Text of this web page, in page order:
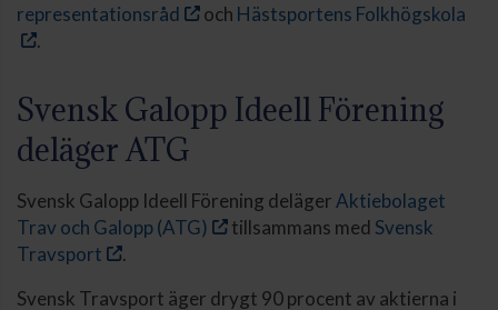
representationsråd
och Hästsportens Folkhögskola
.
Svensk Galopp Ideell Förening
deläger ATG
Svensk Galopp Ideell Förening deläger Aktiebolaget
Trav och Galopp (ATG)
tillsammans med Svensk
Travsport
.
Svensk Travsport äger drygt 90 procent av aktierna i